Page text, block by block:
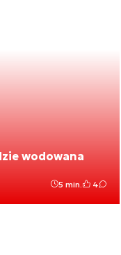
wodowana
5 min. 4